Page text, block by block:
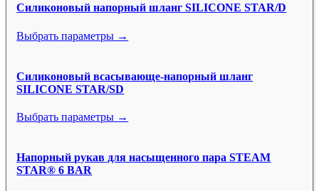
Силиконовый напорный шланг SILICONE STAR/D
Выбрать параметры →
Силиконовый всасывающе-напорный шланг
SILICONE STAR/SD
Выбрать параметры →
Напорный рукав для насыщенного пара STEAM
STAR® 6 BAR